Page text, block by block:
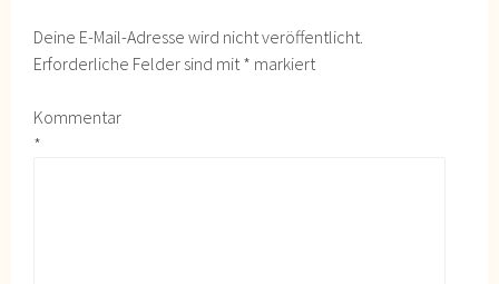
Deine E-Mail-Adresse wird nicht veröffentlicht.
Erforderliche Felder sind mit* markiert
Kommentar
*